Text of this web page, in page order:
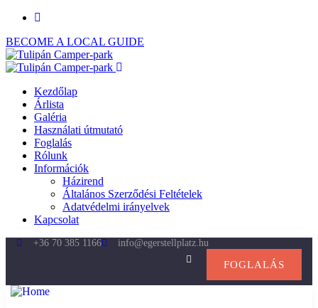
BECOME A LOCAL GUIDE
Kezdőlap
Árlista
Galéria
Használati útmutató
Foglalás
Rólunk
Információk
Házirend
Általános Szerződési Feltételek
Adatvédelmi irányelvek
Kapcsolat
+36 70 385 1166 info@egerstellplatz.hu
FOGLALÁS